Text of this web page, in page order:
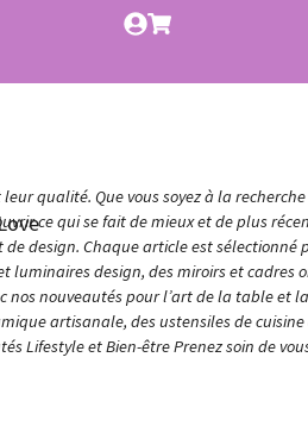
qualité. Que vous soyez à la recherche
ce qui se fait de mieux et de plus
design. Chaque article est sélectionné
luminaires design, des miroirs et cadres
nos nouveautés pour l’art de la table et
artisanale, des ustensiles de
Lifestyle et Bien-être Prenez soin de